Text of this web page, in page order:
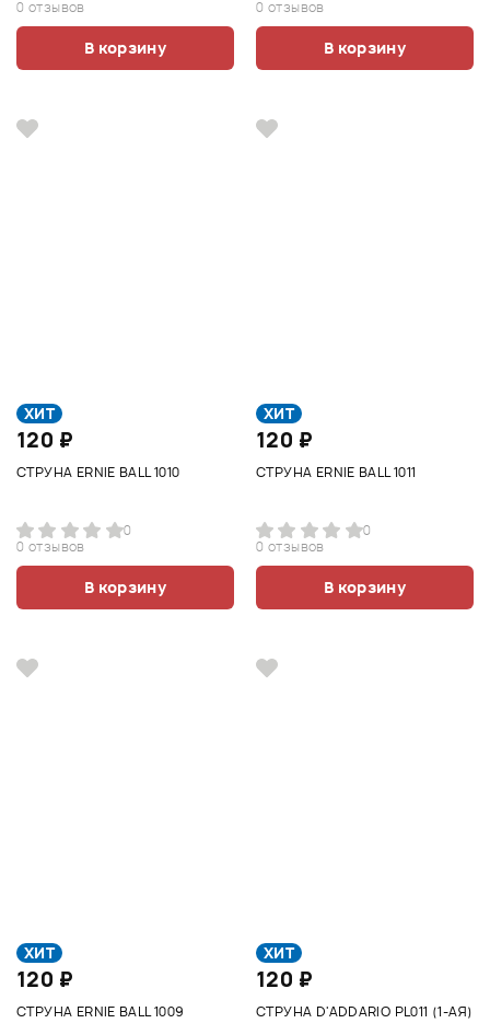
0 отзывов
В корзину
0 отзывов
В корзину
ХИТ
120 ₽
СТРУНА ERNIE BALL 1010
0
0 отзывов
В корзину
ХИТ
120 ₽
СТРУНА ERNIE BALL 1011
0
0 отзывов
В корзину
ХИТ
120 ₽
СТРУНА ERNIE BALL 1009
ХИТ
120 ₽
СТРУНА D'ADDARIO PL011 (1-АЯ)